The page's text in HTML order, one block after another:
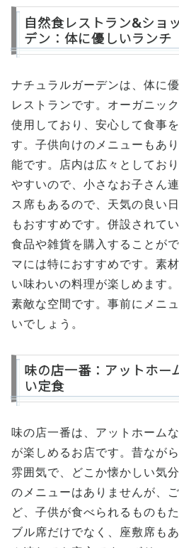
自然食レストラン&ショ
デン：体に優しいランチ
ナチュラルガーデンは、体に
レストランです。オーガニッ
使用しており、安心して食事
す。子供向けのメニューもあ
能です。店内は広々としてお
やすいので、小さなお子さん
ス席もあるので、天気の良い
もおすすめです。併設されて
食品や雑貨を購入することが
マには特におすすめです。素
い味わいの料理が楽しめます
素敵な空間です。事前にメニ
いでしょう。
味の店一番：アットホー
い定食
味の店一番は、アットホーム
が楽しめるお店です。昔なが
雰囲気で、どこか懐かしい気
のメニューはありませんが、
ど、子供が食べられるものも
ブル席だけでなく、座敷席も